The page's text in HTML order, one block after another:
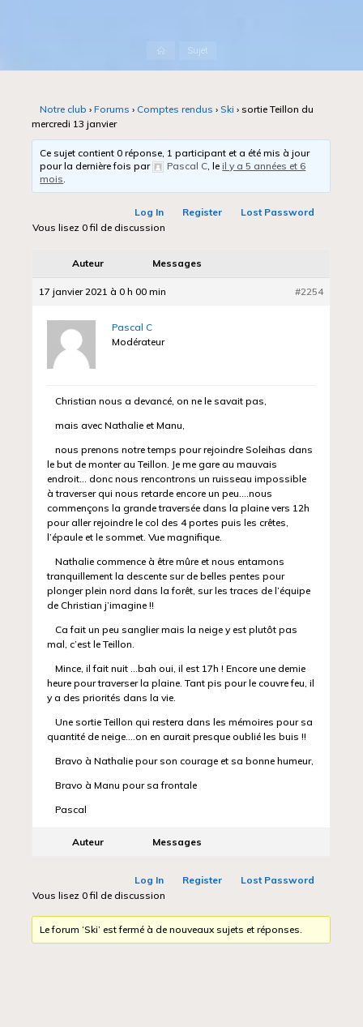
AccueilSujet
Notre club › Forums › Comptes rendus › Ski › sortie Teillon du
mercredi 13 janvier
Ce sujet contient 0 réponse, 1 participant et a été mis à jour
pour la dernière fois par
Pascal C, leil y a 5 années et 6
mois.
Log In Register
Lost Password
Vous lisez 0 fil de discussion
Auteur Messages
17 janvier 2021 à 0 h 00 min #2254
Pascal C
Modérateur
Christian nous a devancé, on ne le savait pas,
mais avec Nathalie et Manu,
nous prenons notre temps pour rejoindre Soleihas dans
le but de monter au Teillon. Je me gare au mauvais
endroit… donc nous rencontrons un ruisseau impossible
à traverser qui nous retarde encore un peu….nous
commençons la grande traversée dans la plaine vers 12h
pour aller rejoindre le col des 4 portes puis les crêtes,
l’épaule et le sommet. Vue magnifique.
Nathalie commence à être mûre et nous entamons
tranquillement la descente sur de belles pentes pour
plonger plein nord dans la forêt, sur les traces de l’équipe
de Christian j’imagine !!
Ca fait un peu sanglier mais la neige y est plutôt pas
mal, c’est le Teillon.
Mince, il fait nuit …bah oui, il est 17h ! Encore une demie
heure pour traverser la plaine. Tant pis pour le couvre feu, il
y a des priorités dans la vie.
Une sortie Teillon qui restera dans les mémoires pour sa
quantité de neige….on en aurait presque oublié les buis !!
Bravo à Nathalie pour son courage et sa bonne humeur,
Bravo à Manu pour sa frontale
Pascal
Auteur Messages
Log In Register
Lost Password
Vous lisez 0 fil de discussion
Le forum ‘Ski’ est fermé à de nouveaux sujets et réponses.